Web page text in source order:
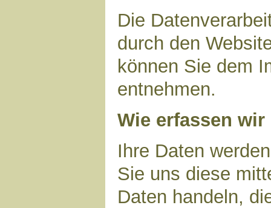
Die
durch den
können Sie dem
entnehmen.
Wie erfassen wir
Ihre Daten
Sie uns diese
Daten handeln,